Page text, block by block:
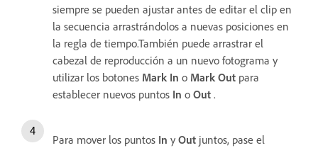
siempre se pueden ajustar antes de editar el clip en
la secuencia arrastrándolos a nuevas posiciones en
la regla de tiempo.También puede arrastrar el
cabezal de reproducción a un nuevo fotograma y
utilizar los botones Mark In o Mark Out para
establecer nuevos puntos In o Out .
Para mover los puntos In y Out juntos, pase el